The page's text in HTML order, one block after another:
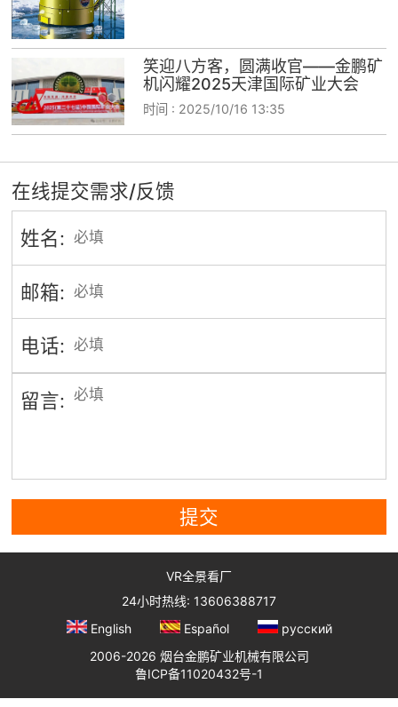
笑迎八方客，圆满收官——金鹏矿
机闪耀2025天津国际矿业大会
时间 : 2025/10/16 13:35
在线提交需求/反馈
姓名:
邮箱:
电话:
留言:
提交
VR全景看厂
24小时热线: 13606388717
English
Español
русский
2006-2026 烟台金鹏矿业机械有限公司
鲁ICP备11020432号-1